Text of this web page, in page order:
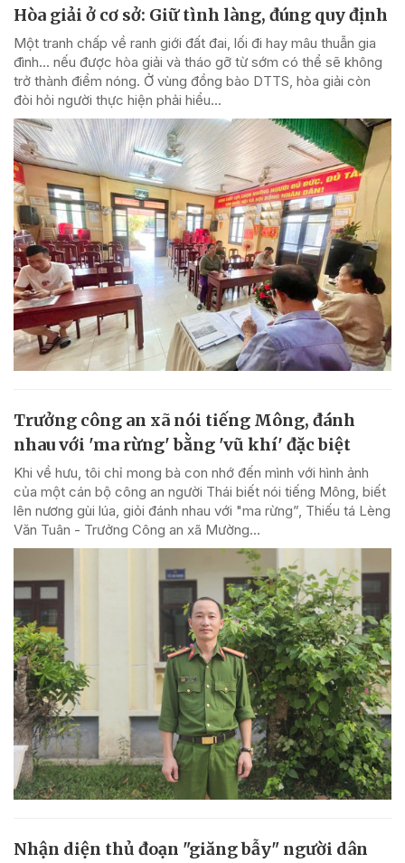
Hòa giải ở cơ sở: Giữ tình làng, đúng quy định
Một tranh chấp về ranh giới đất đai, lối đi hay mâu thuẫn gia
đình... nếu được hòa giải và tháo gỡ từ sớm có thể sẽ không
trở thành điểm nóng. Ở vùng đồng bào DTTS, hòa giải còn
đòi hỏi người thực hiện phải hiểu...
Trưởng công an xã nói tiếng Mông, đánh
nhau với 'ma rừng' bằng 'vũ khí' đặc biệt
Khi về hưu, tôi chỉ mong bà con nhớ đến mình với hình ảnh
của một cán bộ công an người Thái biết nói tiếng Mông, biết
lên nương gùi lúa, giỏi đánh nhau với "ma rừng”, Thiếu tá Lèng
Văn Tuân - Trưởng Công an xã Mường...
Nhận diện thủ đoạn "giăng bẫy" người dân